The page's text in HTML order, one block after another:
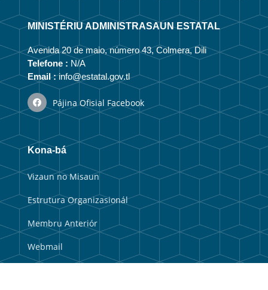
MINISTÉRIU ADMINISTRASAUN ESTATAL
Avenida 20 de maio, número 43, Colmera, Dili
Telefone : N/A
Email :info@estatal.gov.tl
Pájina Ofisial Facebook
Kona-bá
Vizaun no Misaun
Estrutura Organizasionál
Membru Anteriór
Webmail